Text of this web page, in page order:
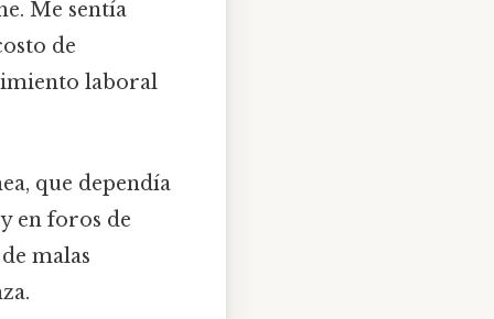
Me sentía
de
laboral
que dependía
en foros de
malas